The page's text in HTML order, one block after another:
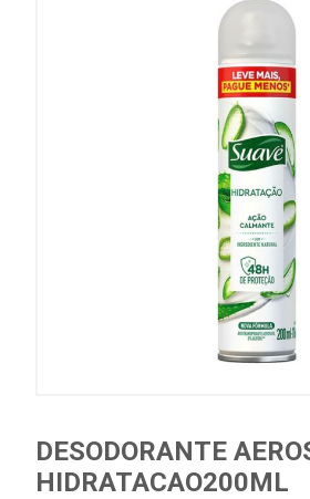
DESODORANTE
HIDRATACAO200ML